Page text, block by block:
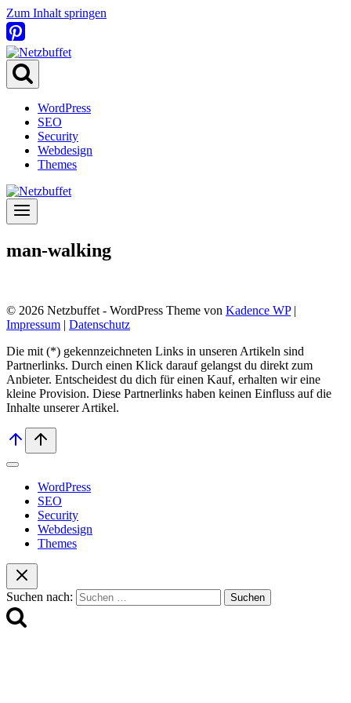
Zum Inhalt springen
WordPress
SEO
Security
Webdesign
Themes
man-walking
© 2026 Netzbuffet - WordPress Theme von Kadence WP|
Impressum | Datenschutz
Die mit (*) gekennzeichneten Links in unseren Artikeln sind
Partnerlinks. Durch einen Klick darauf ge­lan­gst du direkt zum
Anbieter. Entscheidest du dich für einen Kauf, erhalten wir ei­ne
kleine Provision. Diese Partnerlinks haben keinen Einfluss auf die
Inhalte unserer Artikel.
WordPress
SEO
Security
Webdesign
Themes
Suchen nach: